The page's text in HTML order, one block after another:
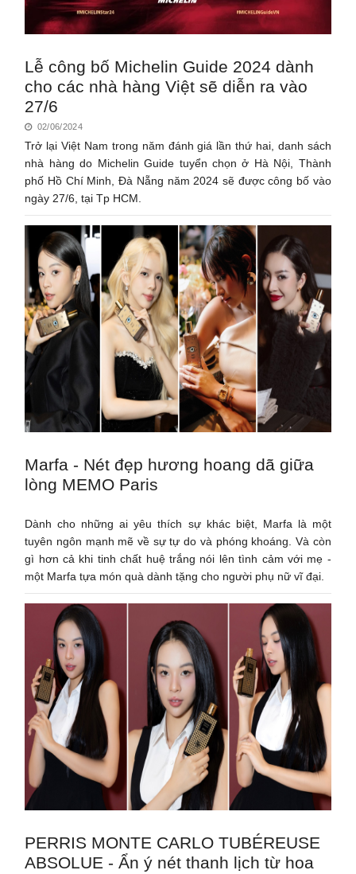
Lễ công bố Michelin Guide 2024 dành
cho các nhà hàng Việt sẽ diễn ra vào
27/6
02/06/2024
Trở lại Việt Nam trong năm đánh giá lần thứ hai, danh sách
nhà hàng do Michelin Guide tuyển chọn ở Hà Nội, Thành
phố Hồ Chí Minh, Đà Nẵng năm 2024 sẽ được công bố vào
ngày 27/6, tại Tp HCM.
Marfa - Nét đẹp hương hoang dã giữa
lòng MEMO Paris
Dành cho những ai yêu thích sự khác biệt, Marfa là một
tuyên ngôn mạnh mẽ về sự tự do và phóng khoáng. Và còn
gì hơn cả khi tinh chất huệ trắng nói lên tình cảm với mẹ -
một Marfa tựa món quà dành tặng cho người phụ nữ vĩ đại.
PERRIS MONTE CARLO TUBÉREUSE
ABSOLUE - Ẩn ý nét thanh lịch từ hoa